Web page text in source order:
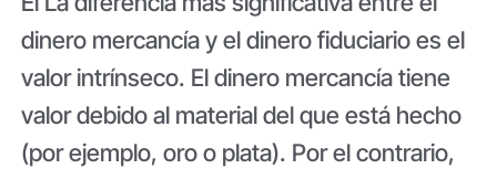
dinero mercancía y el dinero fiduciario es el
valor intrínseco. El dinero mercancía tiene
valor debido al material del que está hecho
(por ejemplo, oro o plata). Por el contrario,